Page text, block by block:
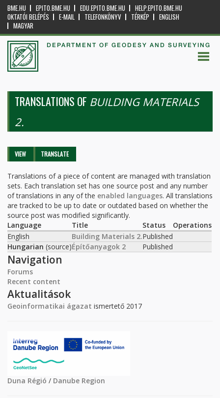
BME.HU EPITO.BME.HU EDU.EPITO.BME.HU
HELP.EPITO.BME.HU
OKTATÓI BELÉPÉS
E-MAIL TELEFONKÖNYV TÉRKÉP
ENGLISH
MAGYAR
DEPARTMENT OF GEODESY AND SURVEYING
TRANSLATIONS OF BUILDING MATERIALS
2.
Primary tabs
VIEW TRANSLATE
Translations of a piece of content are managed with translation
sets. Each translation set has one source post and any number
of translations in any of the enabled languages. All translations
are tracked to be up to date or outdated based on whether the
source post was modified significantly.
Language
Title Status
Operations
English
Building Materials 2.Published
Hungarian (source)Építőanyagok 2 Published
Navigation
Forums
Recent content
Aktualitások
Geoinformatikai ágazat ismertető 2017
Duna Régió / Danube Region